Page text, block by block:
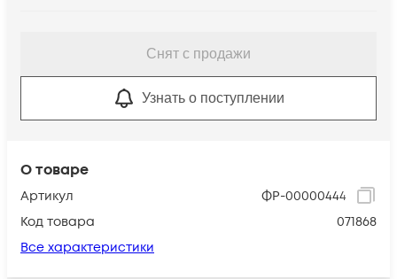
О товаре
Артикул
ФР-00000444
Код товара
071868
Все характеристики
Снят с продажи
Узнать о поступлении